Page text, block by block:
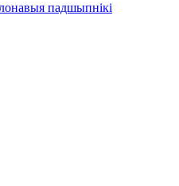
падшыпнікі